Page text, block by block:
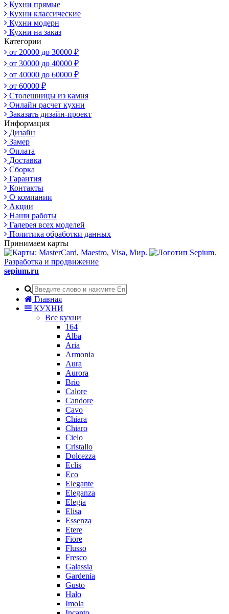
Кухни прямые
Кухни классические
Кухни модерн
Кухни на заказ
Категории
от 20000 до 30000 ₽
от 30000 до 40000 ₽
от 40000 до 60000 ₽
от 60000 ₽
Столешницы из камня
Онлайн расчет кухни
Заказать дизайн-проект
Информация
Дизайн
Замер
Оплата
Доставка
Сборка
Гарантия
Контакты
О компании
Акции
Наши работы
Галерея всех моделей
Политика обработки данных
Принимаем карты
Разработка и продвижение
sepium.ru
Главная
КУХНИ
Все кухни
164
Alba
Aria
Armonia
Aura
Aurora
Brio
Calore
Candore
Cavo
Chiara
Chiaro
Cielo
Cristallo
Dolcezza
Eclis
Eco
Elegante
Eleganza
Elegia
Elisa
Essenza
Etere
Fiore
Flusso
Fresco
Galassia
Gardenia
Gusto
Halo
Imola